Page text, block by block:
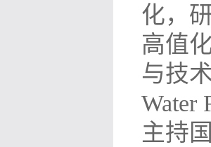
化，
高值
与技
Water
主持